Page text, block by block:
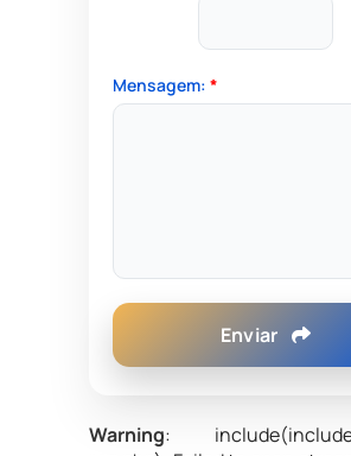
Mensagem: *
Enviar
Warning: